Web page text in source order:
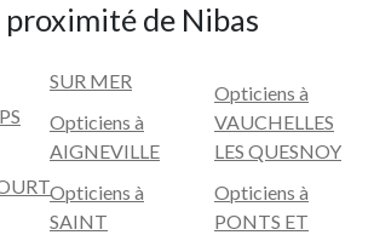
de Nibas
SUR MER
Opticiens à
AIGNEVILLE
Opticiens à
SAINT
Opticiens à
VAUCHELLES
LES QUESNOY
Opticiens à
PONTS ET